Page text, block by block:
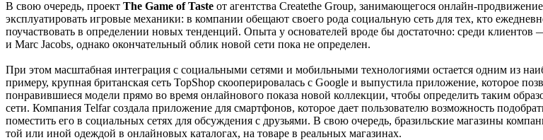
В свою очередь, проект The Game of Taste от агентства Createthe Group, занимающегося онлайн-
эксплуатировать игровые механики: в компании обещают своего рода социальную сеть для тех, кто
поучаствовать в определении новых тенденций. Опыта у основателей вроде бы достаточно: среди
и Marc Jacobs, однако окончательный облик новой сети пока не определен.
При этом масштабная интеграция с социальными сетями и мобильными технологиями остается одним из
примеру, крупная британская сеть TopShop скооперировалась с Google и выпустила приложение, которое
понравившиеся модели прямо во время онлайнового показа новой коллекции, чтобы определить таким
сети. Компания Telfar создала приложение для смартфонов, которое дает пользователю возможность
поместить его в социальных сетях для обсуждения с друзьями. В свою очередь, бразильские магазины
той или иной одеждой в онлайновых каталогах, на товаре в реальных магазинах.